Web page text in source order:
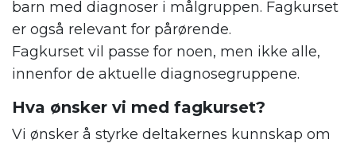
barn med diagnoser i målgruppen. Fagkurset
er også relevant for pårørende.
Fagkurset vil passe for noen, men ikke alle,
innenfor de aktuelle diagnosegruppene.
Hva ønsker vi med fagkurset?
Vi ønsker å styrke deltakernes kunnskap om